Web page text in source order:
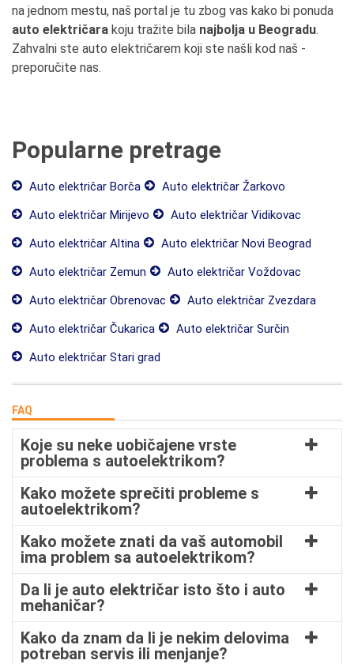
na jednom mestu, naš portal je tu zbog vas kako bi ponuda
auto električara koju tražite bila najbolja u Beogradu.
Zahvalni ste auto električarem koji ste našli kod naš -
preporučite nas.
Popularne pretrage
Auto električar Borča
Auto električar Žarkovo
Auto električar Mirijevo
Auto električar Vidikovac
Auto električar Altina
Auto električar Novi Beograd
Auto električar Zemun
Auto električar Voždovac
Auto električar Obrenovac
Auto električar Zvezdara
Auto električar Čukarica
Auto električar Surčin
Auto električar Stari grad
FAQ
Koje su neke uobičajene vrste
problema s autoelektrikom?
Kako možete sprečiti probleme s
autoelektrikom?
Kako možete znati da vaš automobil
ima problem sa autoelektrikom?
Da li je auto električar isto što i auto
mehaničar?
Kako da znam da li je nekim delovima
potreban servis ili menjanje?